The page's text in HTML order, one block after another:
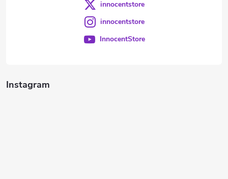
Instagram
innocentstore
innocentstore
InnocentStore